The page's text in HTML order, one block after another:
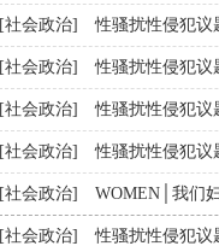
[社会政治]性骚扰性侵犯议
[社会政治]性骚扰性侵犯议
[社会政治]性骚扰性侵犯议
[社会政治]性骚扰性侵犯议
[社会政治] WOMEN│我们
[社会政治]性骚扰性侵犯议